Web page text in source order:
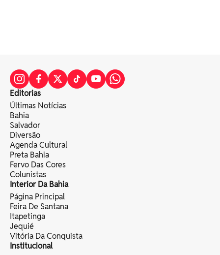
Editorias
Últimas Notícias
Bahia
Salvador
Diversão
Agenda Cultural
Preta Bahia
Fervo Das Cores
Colunistas
Interior Da Bahia
Página Principal
Feira De Santana
Itapetinga
Jequié
Vitória Da Conquista
Institucional